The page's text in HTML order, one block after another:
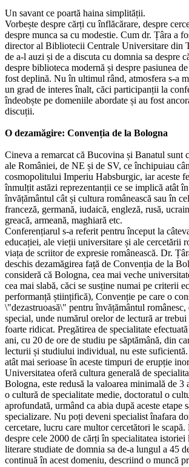
Un savant ce poartă haina simplității.
Vorbește despre cărți cu înflăcărare, despre
despre munca sa cu modestie. Cum dr. Țâra a
director al Bibliotecii Centrale Universitare din
de a-l auzi și de a discuta cu domnia sa despre
despre biblioteca modernă și despre pasiunea
fost deplină. Nu în ultimul rând, atmosfera s-a
un grad de interes înalt, căci participanții la
îndeobște pe domeniile abordate și au fost
discuții.
O dezamăgire: Convenția de la Bologna
Cineva a remarcat că Bucovina și Banatul sunt
ale României, de NE și de SV, ce închipuiau
cosmopolitului Imperiu Habsburgic, iar aceste
înmulțit astăzi reprezentanții ce se implică atât
învățământul cât și cultura românească sau în
franceză, germană, iudaică, engleză, rusă,
greacă, armeană, maghiară etc.
Conferențiarul s-a referit pentru început la
educației, ale vieții universitare și ale cercetării
viața de scriitor de expresie românească. Dr.
deschis dezamăgirea față de Convenția de la
consideră că Bologna, cea mai veche
cea mai slabă, căci se susține numai pe criterii
performanță științifică), Convenție pe care o
\"dezastruoasă\" pentru învățământul
special, unde numărul orelor de lectură ar
foarte ridicat. Pregătirea de specialitate
ani, cu 20 de ore de studiu pe săptămână, din
lecturii și studiului individual, nu este
atât mai serioase în aceste timpuri de erupție
Universitatea oferă cultura generală de
Bologna, este redusă la valoarea minimală de 3
o cultură de specialitate medie, doctoratul o
aprofundată, urmând ca abia după aceste etape
specializare. Nu poți deveni specialist înafara
cercetare, lucru care multor cercetători le
despre cele 2000 de cărți în specialitatea
literare studiate de domnia sa de-a lungul a 45
continuă în acest domeniu, descriind o muncă